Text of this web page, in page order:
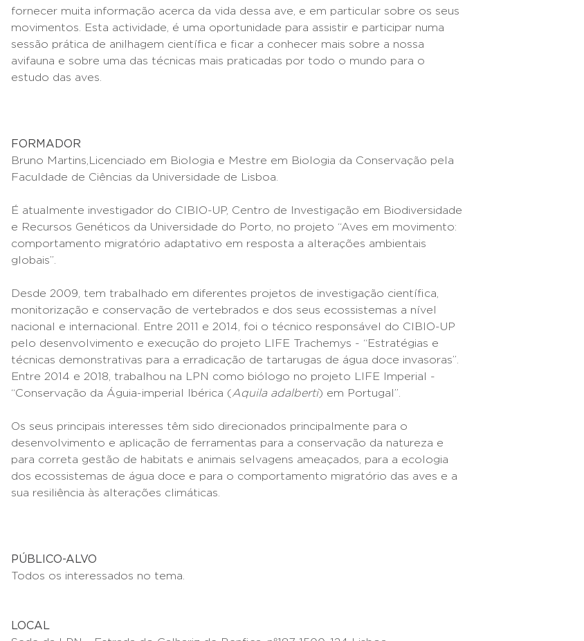
fornecer muita informação acerca da vida dessa ave, e em particular sobre os seus
movimentos. Esta actividade, é uma oportunidade para assistir e participar numa
sessão prática de anilhagem científica e ficar a conhecer mais sobre a nossa
avifauna e sobre uma das técnicas mais praticadas por todo o mundo para o
estudo das aves.
FORMADOR
Bruno Martins,Licenciado em Biologia e Mestre em Biologia da Conservação pela
Faculdade de Ciências da Universidade de Lisboa.
É atualmente investigador do CIBIO-UP, Centro de Investigação em Biodiversidade
e Recursos Genéticos da Universidade do Porto, no projeto “Aves em movimento:
comportamento migratório adaptativo em resposta a alterações ambientais
globais”.
Desde 2009, tem trabalhado em diferentes projetos de investigação científica,
monitorização e conservação de vertebrados e dos seus ecossistemas a nível
nacional e internacional. Entre 2011 e 2014, foi o técnico responsável do CIBIO-UP
pelo desenvolvimento e execução do projeto LIFE Trachemys - “Estratégias e
técnicas demonstrativas para a erradicação de tartarugas de água doce invasoras”.
Entre 2014 e 2018, trabalhou na LPN como biólogo no projeto LIFE Imperial -
“Conservação da Águia-imperial Ibérica (Aquila adalberti) em Portugal”.
Os seus principais interesses têm sido direcionados principalmente para o
desenvolvimento e aplicação de ferramentas para a conservação da natureza e
para correta gestão de habitats e animais selvagens ameaçados, para a ecologia
dos ecossistemas de água doce e para o comportamento migratório das aves e a
sua resiliência às alterações climáticas.
PÚBLICO-ALVO
Todos os interessados no tema.
LOCAL